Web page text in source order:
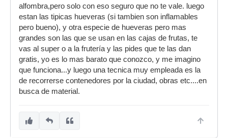
alfombra,pero solo con eso seguro que no te vale. luego
estan las tipicas hueveras (si tambien son inflamables
pero bueno), y otra especie de hueveras pero mas
grandes son las que se usan en las cajas de frutas, te
vas al super o a la frutería y las pides que te las dan
gratis, yo es lo mas barato que conozco, y me imagino
que funciona...y luego una tecnica muy empleada es la
de recorrerse contenedores por la ciudad, obras etc....en
busca de material.